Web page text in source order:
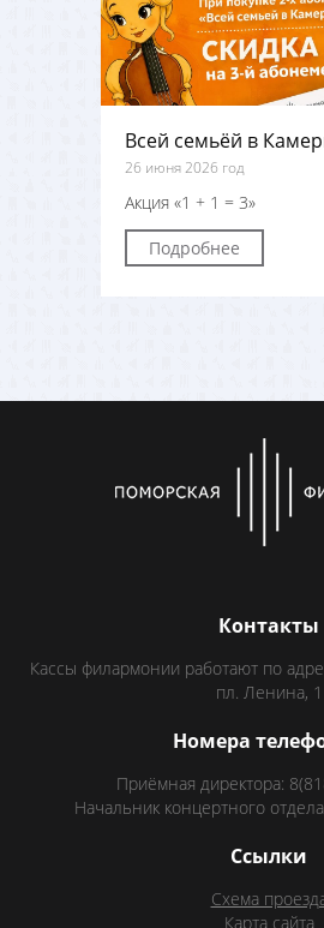
Всей семьёй в
26 июня 2026 год
Акция «1 + 1 = 3»
Подробнее
Контакты
Кассы филармонии работают по
пл. Ленина, 1
Номера
Приёмная директора:
Начальник концертного
Ссылки
Схема
Карта сайта